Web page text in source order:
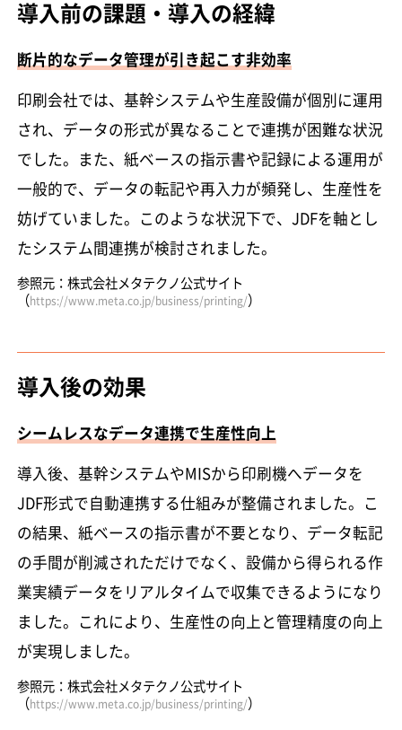
導入前の課題・導入の経緯
断片的なデータ管理が引き起こす非効率
印刷会社では、基幹システムや生産設備が個別に運用
され、データの形式が異なることで連携が困難な状況
でした。また、紙ベースの指示書や記録による運用が
一般的で、データの転記や再入力が頻発し、生産性を
妨げていました。このような状況下で、JDFを軸とし
たシステム間連携が検討されました。
参照元：株式会社メタテクノ公式サイト
（https://www.meta.co.jp/business/printing/）
導入後の効果
シームレスなデータ連携で生産性向上
導入後、基幹システムやMISから印刷機へデータを
JDF形式で自動連携する仕組みが整備されました。こ
の結果、紙ベースの指示書が不要となり、データ転記
の手間が削減されただけでなく、設備から得られる作
業実績データをリアルタイムで収集できるようになり
ました。これにより、生産性の向上と管理精度の向上
が実現しました。
参照元：株式会社メタテクノ公式サイト
（https://www.meta.co.jp/business/printing/）